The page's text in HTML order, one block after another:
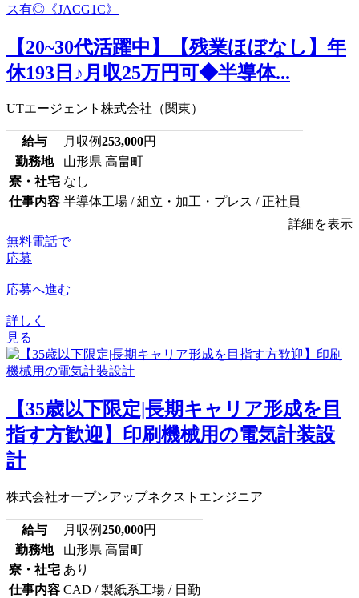
【20~30代活躍中】【残業ほぼなし】年
休193日♪月収25万円可◆半導体...
UTエージェント株式会社（関東）
給与 月収例253,000円
勤務地
山形県 高畠町
寮・社宅 なし
仕事内容 半導体工場 / 組立・加工・プレス / 正社員
詳細を表示
無料電話で
応募
応募へ進む
詳しく
見る
【35歳以下限定|長期キャリア形成を目
指す方歓迎】印刷機械用の電気計装設
計
株式会社オープンアップネクストエンジニア
給与 月収例250,000円
勤務地
山形県 高畠町
寮・社宅 あり
仕事内容 CAD / 製紙系工場 / 日勤